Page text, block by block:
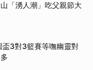
「湧人潮」吃父親節大
盃3對3籃賽等嘸幽靈對